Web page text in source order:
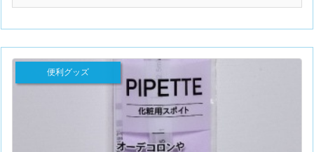
便利グッズ